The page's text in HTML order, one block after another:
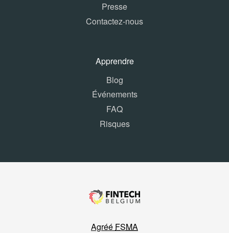
Presse
Contactez-nous
Apprendre
Blog
Événements
FAQ
Risques
Agréé FSMA